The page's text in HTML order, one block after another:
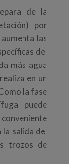
de la
por
las
del
más agua
en un
la fase
puede
salida del
trozos de